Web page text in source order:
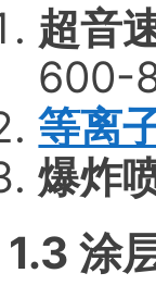
超音
600-
等离
爆炸
1.3 涂